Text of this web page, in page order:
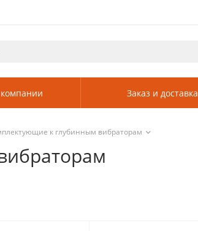
Заказ и доставка
к глубинным вибраторам